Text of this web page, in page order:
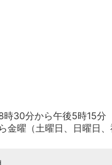
時30分から午後5時15分
金曜（土曜日、日曜日